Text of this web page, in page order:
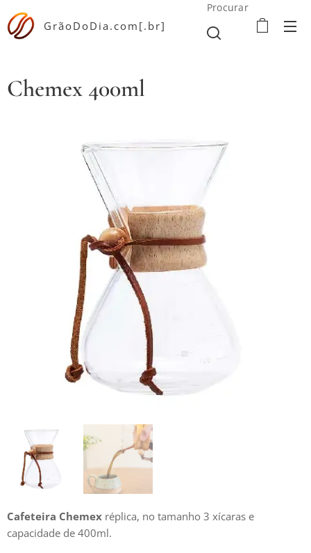
GrãoDoDia.com[.br]
Procurar
Chemex 400ml
Cafeteira Chemex réplica, no tamanho 3 xícaras e
capacidade de 400ml.